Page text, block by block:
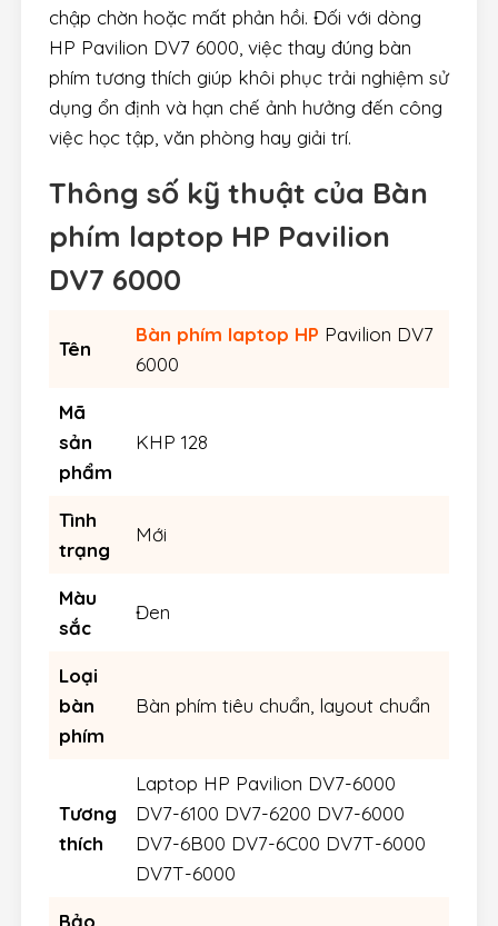
chập chờn hoặc mất phản hồi. Đối với dòng
HP Pavilion DV7 6000, việc thay đúng bàn
phím tương thích giúp khôi phục trải nghiệm sử
dụng ổn định và hạn chế ảnh hưởng đến công
việc học tập, văn phòng hay giải trí.
Thông số kỹ thuật của Bàn
phím laptop HP Pavilion
DV7 6000
Tên
Bàn phím laptop HP Pavilion DV7
6000
Mã
sản
phẩm
KHP 128
Tình
trạng
Mới
Màu
sắc
Đen
Loại
bàn
phím
Bàn phím tiêu chuẩn, layout chuẩn
Tương
thích
Laptop HP Pavilion DV7-6000
DV7-6100 DV7-6200 DV7-6000
DV7-6B00 DV7-6C00 DV7T-6000
DV7T-6000